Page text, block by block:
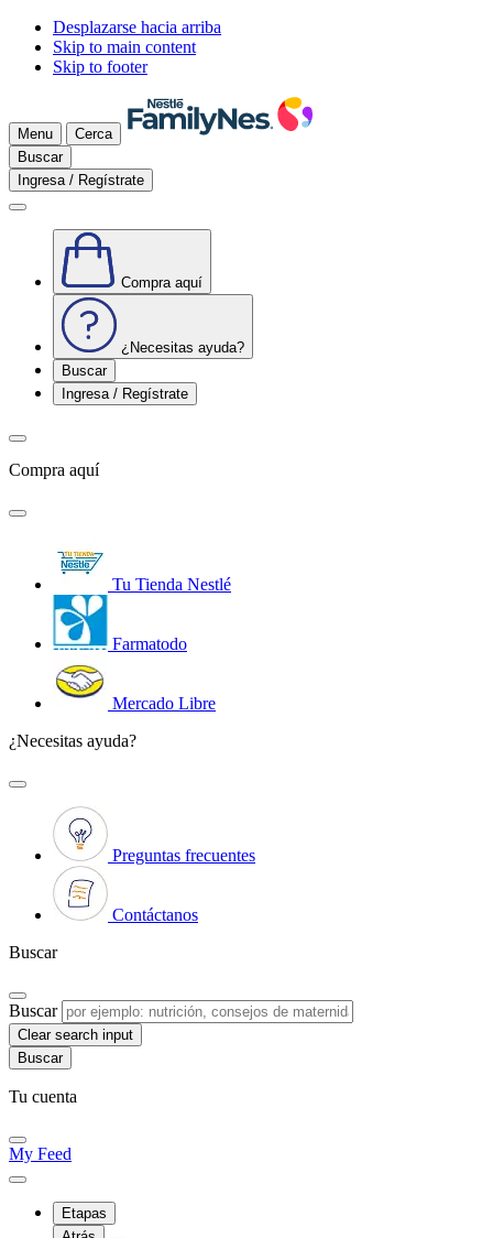
Desplazarse hacia arriba
Skip to main content
Skip to footer
Menu
Cerca
Buscar
Ingresa / Regístrate
Compra aquí
¿Necesitas ayuda?
Buscar
Ingresa / Regístrate
Compra aquí
Tu Tienda Nestlé
Farmatodo
Mercado Libre
¿Necesitas ayuda?
Preguntas frecuentes
Contáctanos
Buscar
Buscar
Clear search input
Tu cuenta
My Feed
Etapas